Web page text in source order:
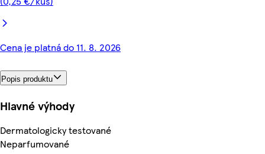
Cena je platná do 11. 8. 2026
Popis produktu
Hlavné výhody
Dermatologicky testované
Neparfumované